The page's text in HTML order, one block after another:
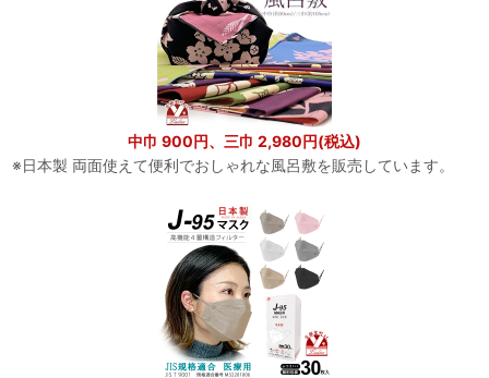
中巾 900円、三巾 2,980円(税込)
※日本製 両面使えて便利でおしゃれな風呂敷を販売しています。